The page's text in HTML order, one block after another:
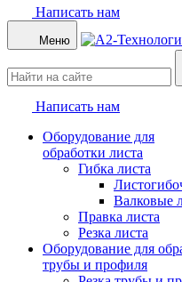
Написать нам
Меню
Написать нам
Оборудование для
обработки листа
Гибка листа
Валковые
Правка листа
Резка листа
Оборудование для
трубы и профиля